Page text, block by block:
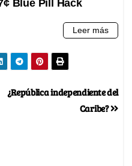
¿República independiente del
Caribe?